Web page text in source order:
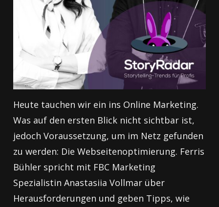
Heute tauchen wir ein ins Online Marketing.
Was auf den ersten Blick nicht sichtbar ist,
jedoch Voraussetzung, um im Netz gefunden
zu werden: Die Webseitenoptimierung. Ferris
Bühler spricht mit FBC Marketing
Spezialistin Anastasiia Vollmar über
Herausforderungen und geben Tipps, wie